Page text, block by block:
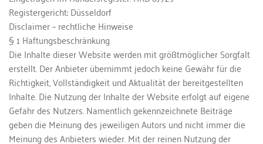
Registergericht: Düsseldorf
Disclaimer – rechtliche Hinweise
§ 1 Haftungsbeschränkung
Die Inhalte dieser Website werden mit größtmöglicher Sorgfalt
erstellt. Der Anbieter übernimmt jedoch keine Gewähr für die
Richtigkeit, Vollständigkeit und Aktualität der bereitgestellten
Inhalte. Die Nutzung der Inhalte der Website erfolgt auf eigene
Gefahr des Nutzers. Namentlich gekennzeichnete Beiträge
geben die Meinung des jeweiligen Autors und nicht immer die
Meinung des Anbieters wieder. Mit der reinen Nutzung der